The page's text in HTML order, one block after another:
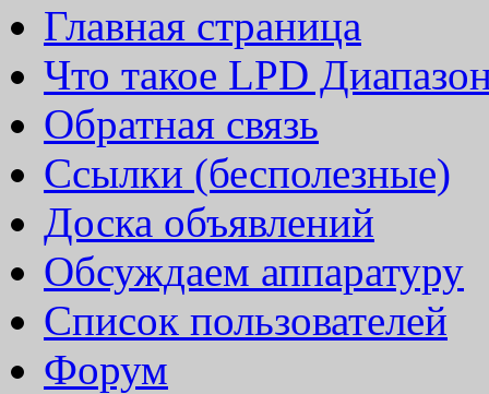
Главная страница
Что такое LPD
Обратная связь
Ссылки (бесполезные)
Доска объявлений
Обсуждаем аппаратуру
Список пользователей
Форум